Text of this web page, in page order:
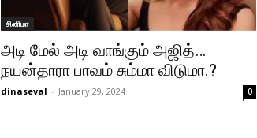
சினிமா
அடி மேல் அடி வாங்கும் அஜித்…
நயன்தாரா பாவம் சும்மா விடுமா.?
dinaseval - January 29, 2024 0